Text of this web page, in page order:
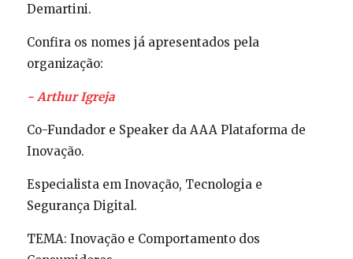
Demartini.
Confira os nomes já apresentados pela
organização:
- Arthur Igreja
Co-Fundador e Speaker da AAA Plataforma de
Inovação.
Especialista em Inovação, Tecnologia e
Segurança Digital.
TEMA: Inovação e Comportamento dos